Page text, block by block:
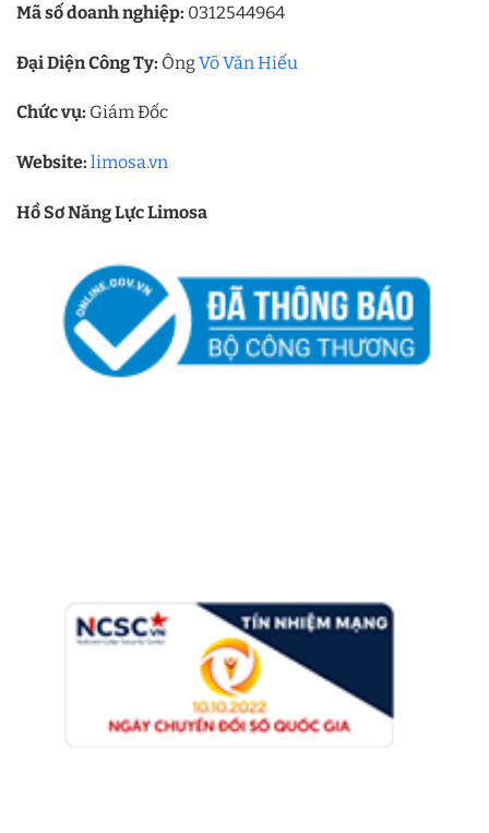
Mã số doanh nghiệp: 0312544964
Đại Diện Công Ty: ÔngVõ Văn Hiếu
Chức vụ: Giám Đốc
Website: limosa.vn
Hồ Sơ Năng Lực Limosa